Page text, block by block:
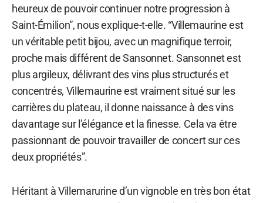
heureux de pouvoir continuer notre progression à
Saint-Émilion”, nous explique-t-elle. “Villemaurine est
un véritable petit bijou, avec un magnifique terroir,
proche mais différent de Sansonnet. Sansonnet est
plus argileux, délivrant des vins plus structurés et
concentrés, Villemaurine est vraiment situé sur les
carrières du plateau, il donne naissance à des vins
davantage sur l’élégance et la finesse. Cela va être
passionnant de pouvoir travailler de concert sur ces
deux propriétés”.
Héritant à Villemarurine d’un vignoble en très bon état